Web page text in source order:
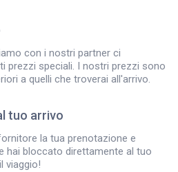
con i nostri partner ci
prezzi speciali. I nostri prezzi sono
a quelli che troverai all'arrivo.
tuo arrivo
la tua prenotazione e
hai bloccato direttamente al tuo
viaggio!